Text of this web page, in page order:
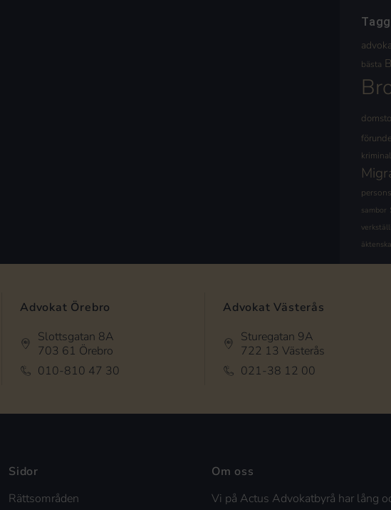
bästa
sambor
Advokat Örebro
Slottsgatan 8A
703 61 Örebro
010-810 47 30
Advokat Västerås
Sturegatan 9A
722 13 Västerås
021-38 12 00
Sidor
Rättsområden
Om oss
Vi på Actus Advokatbyrå har lång